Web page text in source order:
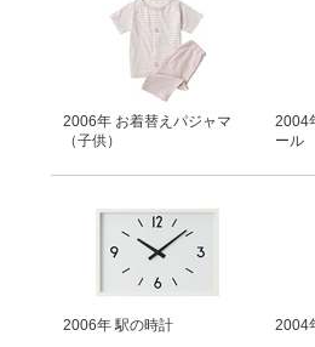
2006年 お着替えパジャマ
（子供）
2004
ール
2006年 駅の時計 2004